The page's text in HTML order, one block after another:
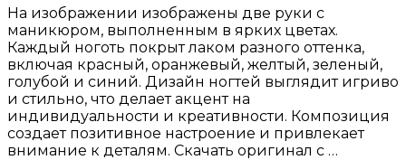
На изображении изображены две руки с
маникюром, выполненным в ярких цветах.
Каждый ноготь покрыт лаком разного оттенка,
включая красный, оранжевый, желтый, зеленый,
голубой и синий. Дизайн ногтей выглядит игриво
и стильно, что делает акцент на
индивидуальности и креативности. Композиция
создает позитивное настроение и привлекает
внимание к деталям. Скачать оригинал с …